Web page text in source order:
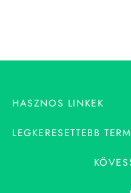
HASZNOS LINKEK
LEGKERESETTEBB